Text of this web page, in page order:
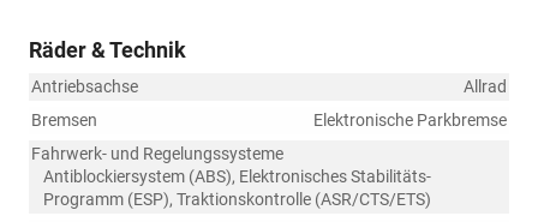
Räder & Technik
Antriebsachse
Allrad
Bremsen
Elektronische Parkbremse
Fahrwerk- und Regelungssysteme
Antiblockiersystem (ABS), Elektronisches Stabilitäts-
Programm (ESP), Traktionskontrolle (ASR/CTS/ETS)